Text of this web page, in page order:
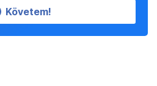
Követem!